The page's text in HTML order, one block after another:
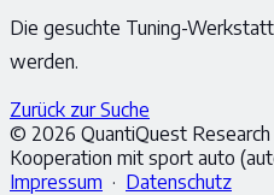
Die gesuchte Tuning-
werden.
Zurück zur Suche
© 2026 QuantiQuest Research
Kooperation mit sport auto
Impressum · Datenschutz